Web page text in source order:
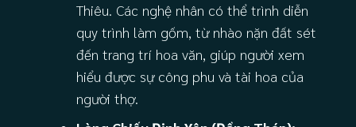
Thiêu. Các nghệ nhân có thể trình diễn
quy trình làm gốm, từ nhào nặn đất sét
đến trang trí hoa văn, giúp người xem
hiểu được sự công phu và tài hoa của
người thợ.